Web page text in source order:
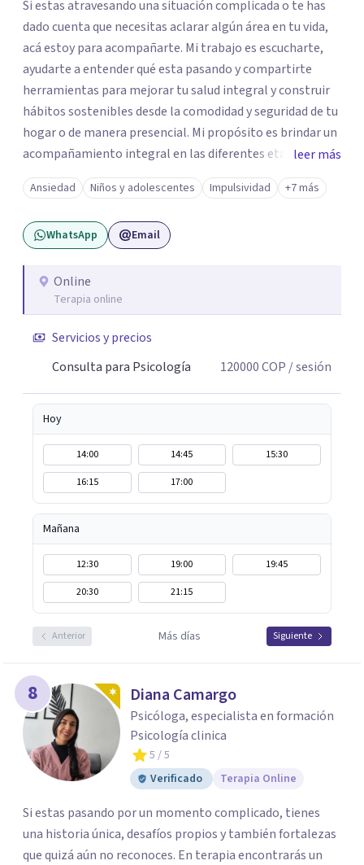
Si estas atravesando una situación complicada o te has
dado cuenta que necesitas aclarar algún área en tu vida,
acá estoy para acompañarte. Mi trabajo es escucharte,
ayudarte a entender qué esta pasando y compartirte
herramientas para mejorar tu salud integral y construir
hábitos sostenibles desde la comodidad y seguridad de tu
hogar o de manera presencial. Mi propósito es brindar un
acompañamiento integral en las diferentes etapas de la
vida, adaptando la intervención a las necesidades de cada
momento del ciclo vital. Un espacio enteramente
confidencial y seguro, con flexibilidad de horarios y una
atención personalizada. Durante mi trayectoria los
y enfoque integral. Estoy a un mensaje de whatsapp si
necesitas orientación "Tu bienestar es la prioridad, sin
leer más
Ansiedad Niños y adolescentes Impulsividad +7 más
WhatsApp Email
Online
Terapia online
Servicios y precios
Consulta para Psicología
120000COP / sesión
Hoy
14:00 14:45
15:30
16:15
17:00
Mañana
12:30 19:00
19:45
20:30
21:15
Anterior Más días Siguiente
8 Diana Camargo
Psicóloga, especialista en formación
Psicología clinica
5 / 5
Verificado
Terapia Online
Si estas pasando por un momento complicado, tienes
una historia única, desafíos propios y también fortalezas
que quizá aún no reconoces. En terapia encontrarás un